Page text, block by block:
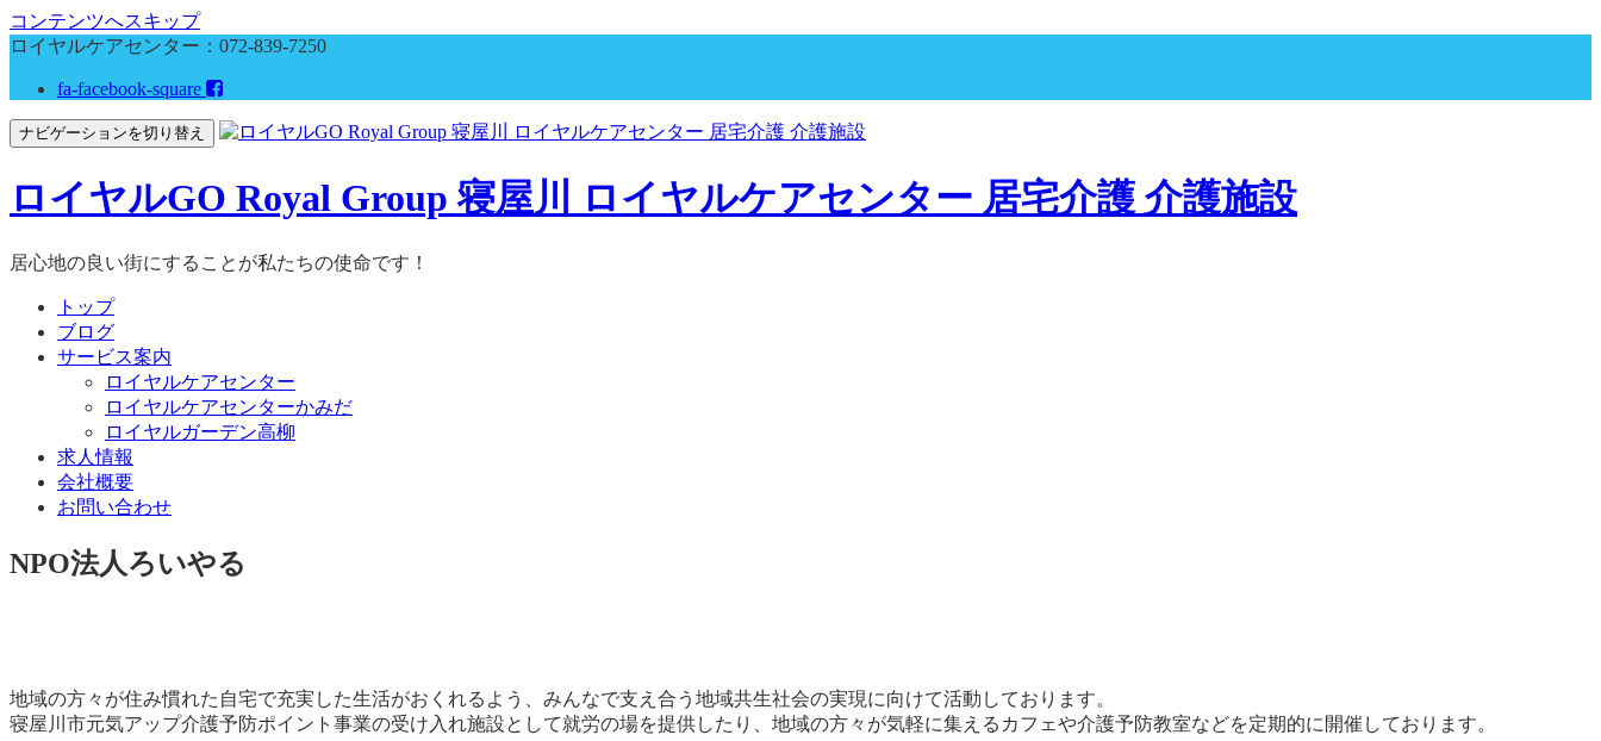
コンテンツへスキップ
ロイヤルケアセンター： 072-839-7250
fa-facebook-square
ナビゲーションを切り替え
ロイヤルGO Royal Group 寝屋川 ロイヤルケアセンター 居宅介護 介護施設
居心地の良い街にすることが私たちの使命です！
トップ
ブログ
サービス案内
ロイヤルケアセンター
ロイヤルケアセンターかみだ
ロイヤルガーデン高柳
求人情報
会社概要
お問い合わせ
NPO法人ろいやる
地域の方々が住み慣れた自宅で充実した生活がおくれるよう、みんなで支え合う地域共生社会の実現に向けて活動しております。
寝屋川市元気アップ介護予防ポイント事業の受け入れ施設として就労の場を提供したり、地域の方々が気軽に集えるカフェや介護予防教室などを定期的に開催しております。